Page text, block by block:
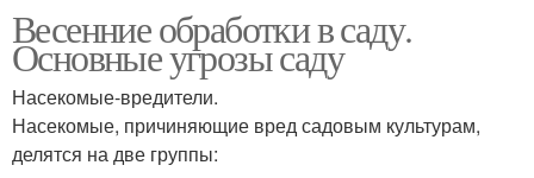
Весенние обработки в саду.
Основные угрозы саду
Насекомые-вредители.
Насекомые, причиняющие вред садовым культурам,
делятся на две группы: